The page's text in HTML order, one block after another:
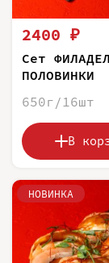
2400 ₽
Сет
ПОЛОВИНКИ
650г/16шт
В
НОВИНКА